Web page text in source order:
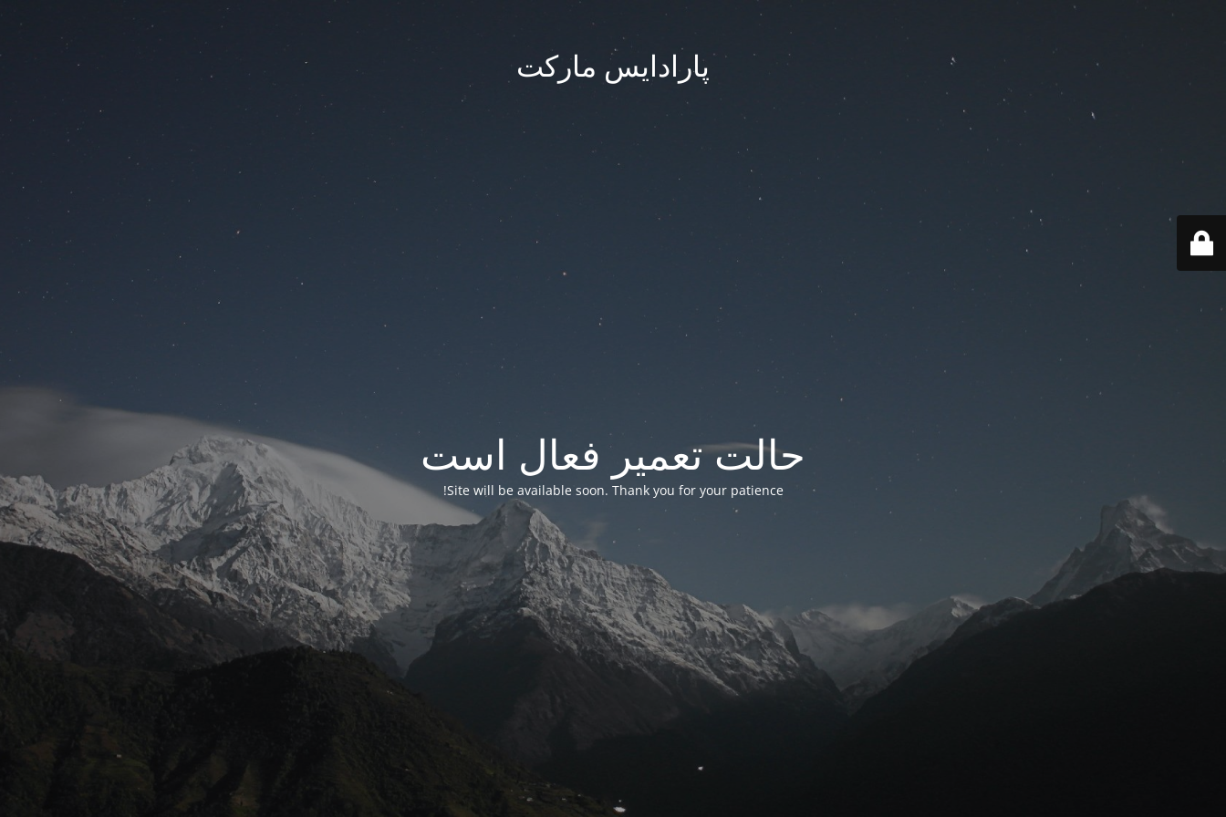
پارادایس مارکت
حالت تعمیر فعال است
Site will be available soon. Thank you for your patience!